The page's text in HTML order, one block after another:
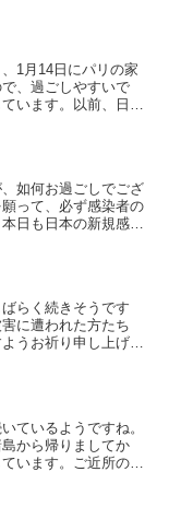
1月14日にパリの家
、過ごしやすいで
います。以前、日本
如何お過ごしでござ
って、必ず感染者の
日も日本の新規感染
らく続きそうです
に遭われた方たち
うお祈り申し上げま
ているようですね。
から帰りましてか
います。ご近所の方